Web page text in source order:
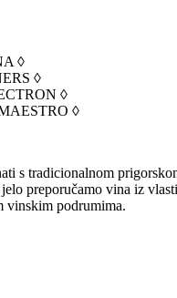
◊
◊
◊
◊
s tradicionalnom
preporučamo vina iz
vinskim podrumima.